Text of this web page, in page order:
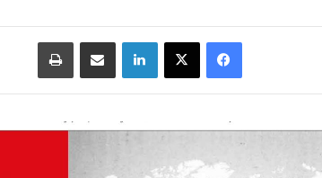
فيسبوك‫X لينكدإنمشاركة عبر البريد طباعة